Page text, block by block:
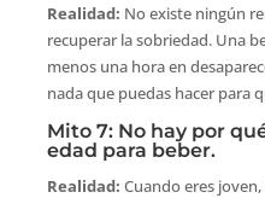
Realidad: No existe ningún
recuperar la sobriedad. Una
menos una hora en
nada que puedas hacer para
Mito 7: No hay por
edad para beber.
Realidad: Cuando eres